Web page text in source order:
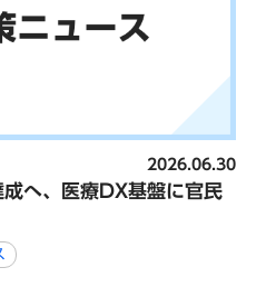
2026.06.30
へ、医療DX基盤に官民